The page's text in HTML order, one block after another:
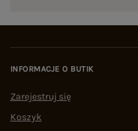
INFORMACJE O BUTIK
Zarejestruj się
Koszyk